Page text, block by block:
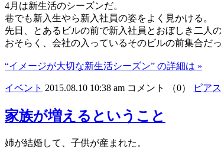
4月は新生活のシーズンだ。
巷でも新入生やら新入社員の姿をよく見かける。
先日、とあるビルの前で新入社員とおぼしき二人
おそらく、会社の入っているそのビルの前集合だ
“イメージが大切な新生活シーズン” の詳細は »
イベント 2015.08.10 10:38 am コメント （0） ピアス
家族が増えるということ
姉が結婚して、子供が産まれた。